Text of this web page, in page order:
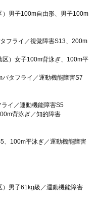
男子100m自由形、男子100m
フライ／視覚障害S13、200m
）女子100m背泳ぎ、100m平
タフライ／運動機能障害S7
イ／運動機能障害S5
背泳ぎ／知的障害
100m平泳ぎ／運動機能障害
）男子61kg級／運動機能障害